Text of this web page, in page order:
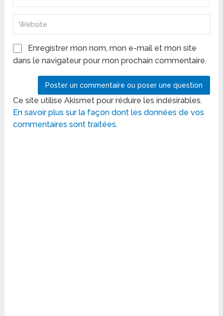
Enregistrer mon nom, mon e-mail et mon site
dans le navigateur pour mon prochain commentaire.
Ce site utilise Akismet pour réduire les indésirables.
En savoir plus sur la façon dont les données de vos
commentaires sont traitées.